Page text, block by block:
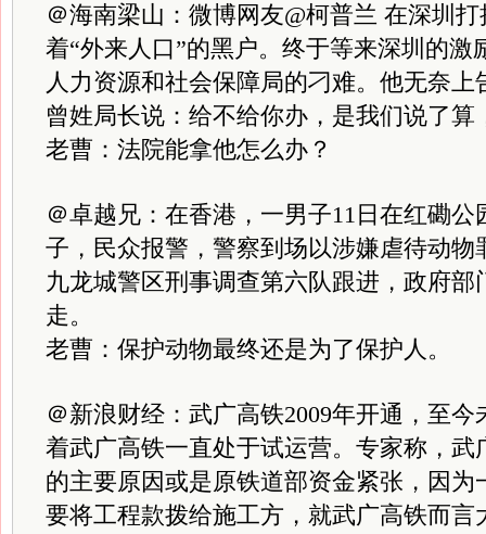
＠海南梁山：微博网友@柯普兰 在深圳
着“外来人口”的黑户。终于等来深圳的激
人力资源和社会保障局的刁难。他无奈
曾姓局长说：给不给你办，是我们说了算
老曹：法院能拿他怎么办？
＠卓越兄：在香港，一男子11日在红磡
子，民众报警，警察到场以涉嫌虐待动物
九龙城警区刑事调查第六队跟进，政府部
走。
老曹：保护动物最终还是为了保护人。
＠新浪财经：武广高铁2009年开通，至
着武广高铁一直处于试运营。专家称，武
的主要原因或是原铁道部资金紧张，因为
要将工程款拨给施工方，就武广高铁而言